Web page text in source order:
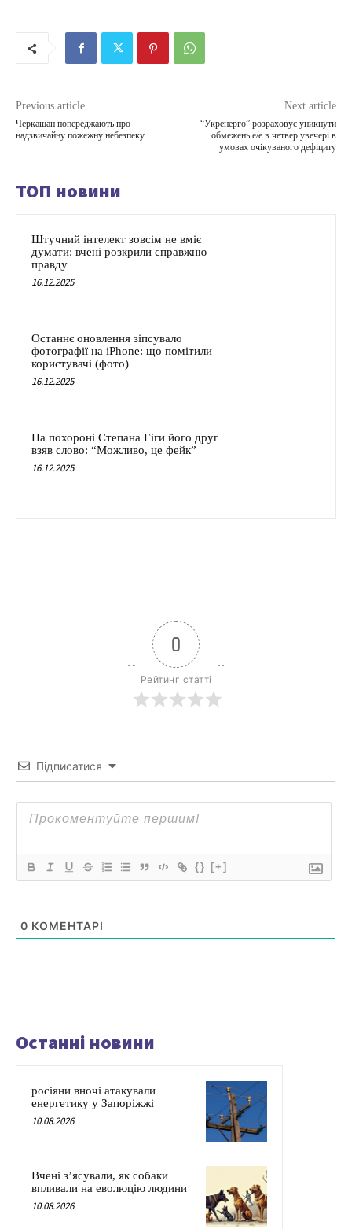
Previous article
Черкащан попереджають про
надзвичайну пожежну небезпеку
Next article
“Укренерго” розраховує уникнути
обмежень е/е в четвер увечері в
умовах очікуваного дефіциту
ТОП новини
Штучний інтелект зовсім не вміє
думати: вчені розкрили справжню
правду
16.12.2025
Останнє оновлення зіпсувало
фотографії на iPhone: що помітили
користувачі (фото)
16.12.2025
На похороні Степана Гіги його друг
взяв слово: “Можливо, це фейк”
16.12.2025
0
Рейтинг статті
Підписатися
{} [+]
0 КОМЕНТАРІ
Останні новини
росіяни вночі атакували
енергетику у Запоріжжі
10.08.2026
Вчені з’ясували, як собаки
впливали на еволюцію людини
10.08.2026